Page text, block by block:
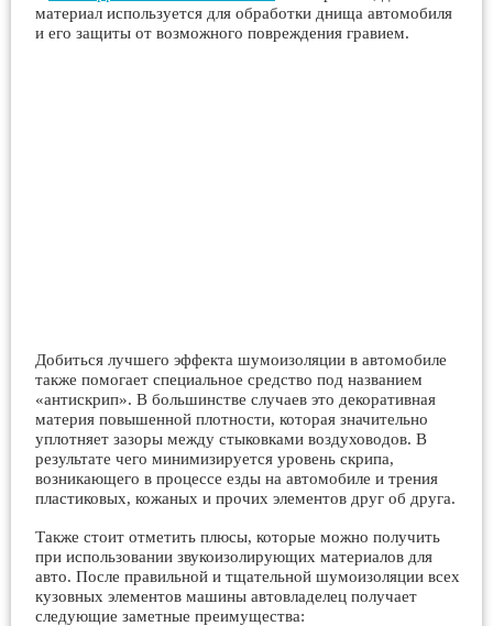
материал используется для обработки днища автомобиля
и его защиты от возможного повреждения гравием.
Добиться лучшего эффекта шумоизоляции в автомобиле
также помогает специальное средство под названием
«антискрип». В большинстве случаев это декоративная
материя повышенной плотности, которая значительно
уплотняет зазоры между стыковками воздуховодов. В
результате чего минимизируется уровень скрипа,
возникающего в процессе езды на автомобиле и трения
пластиковых, кожаных и прочих элементов друг об друга.
Также стоит отметить плюсы, которые можно получить
при использовании звукоизолирующих материалов для
авто. После правильной и тщательной шумоизоляции всех
кузовных элементов машины автовладелец получает
следующие заметные преимущества: